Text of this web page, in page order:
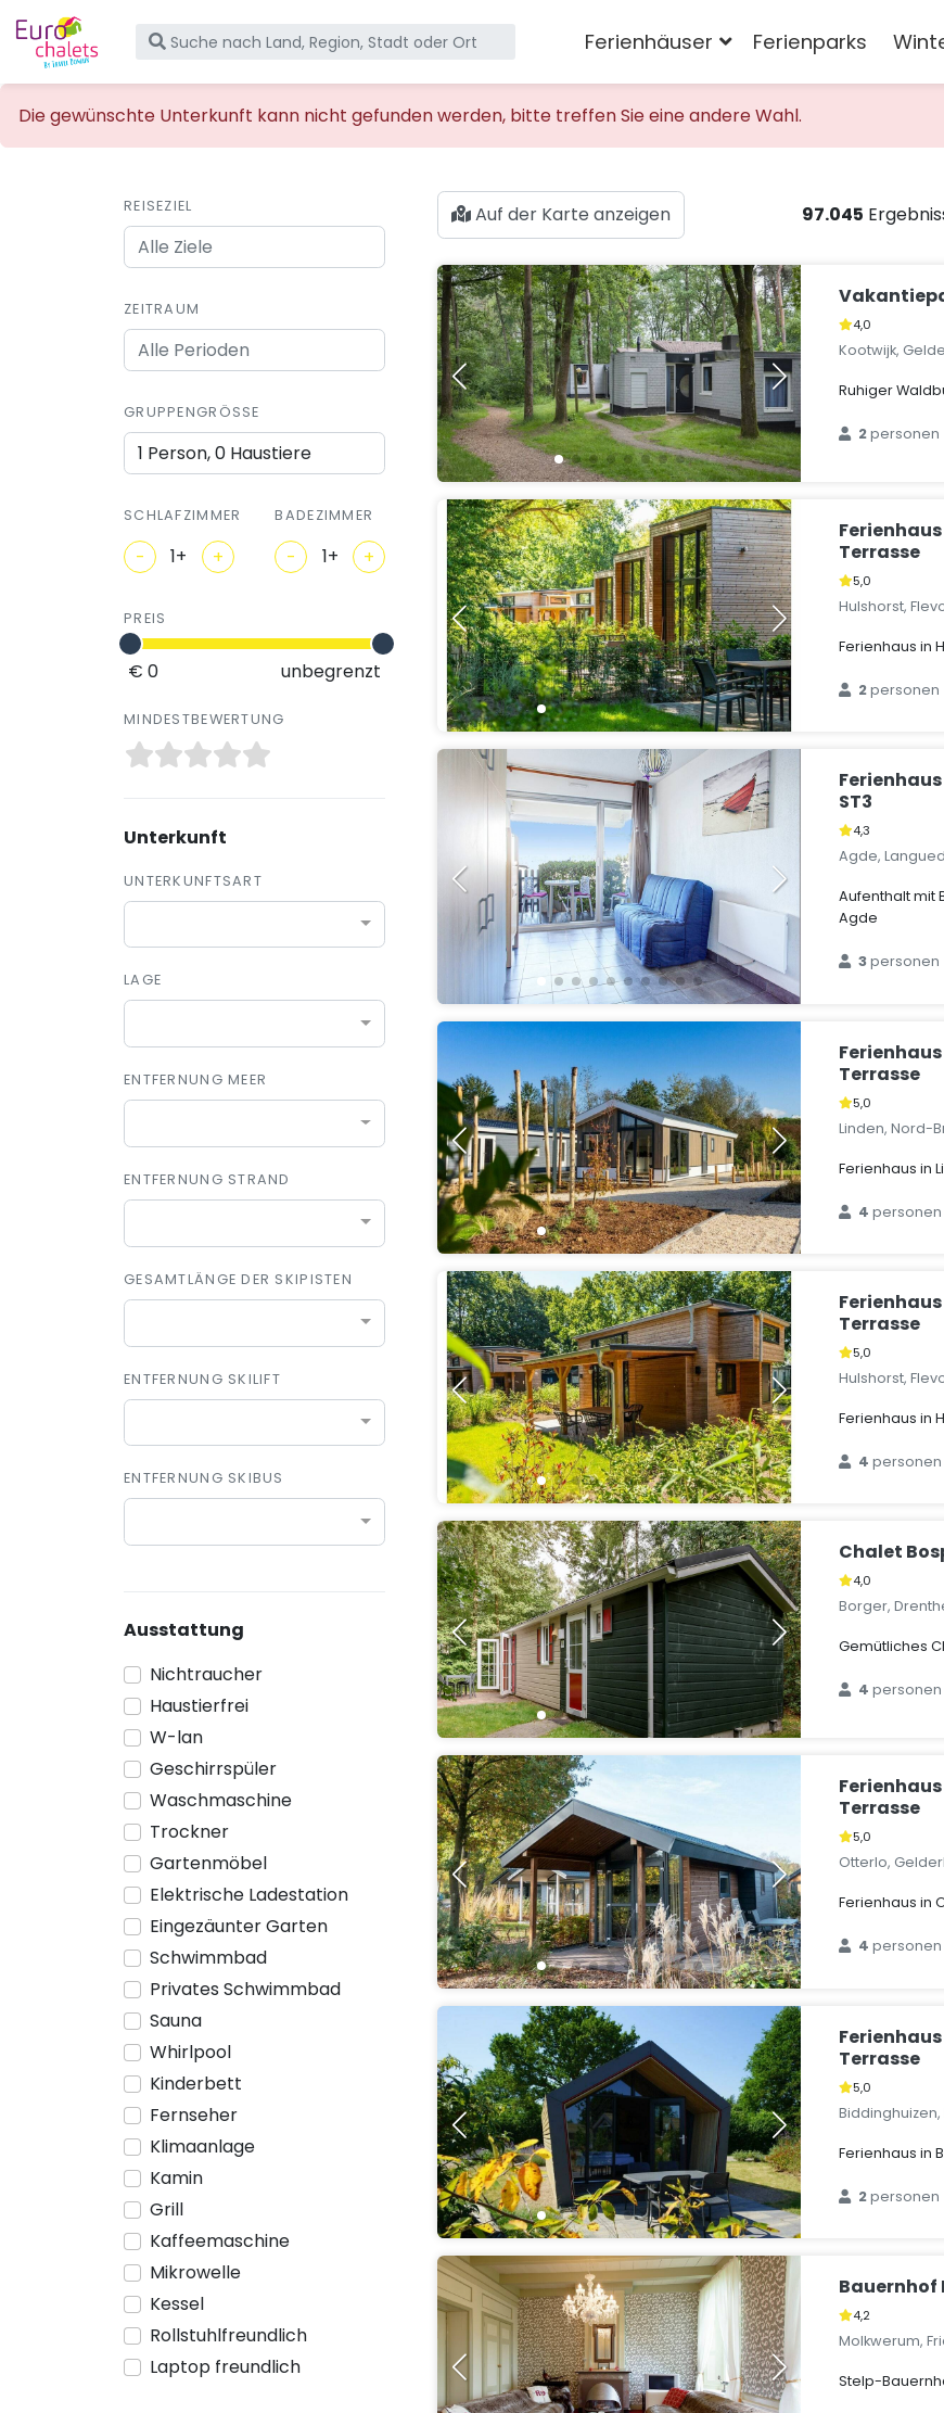
Die gewünschte Unterkunft kann nicht gefunden werden, bitte treffen Sie eine andere Wahl.
Ferienhäuser Ferienparks
REISEZIEL
ZEITRAUM
GRUPPENGRÖSSE
1 Person, 0 Haustiere
SCHLAFZIMMER
- +
BADEZIMMER
- +
PREIS
€ 0 unbegrenzt
MINDESTBEWERTUNG
Unterkunft
UNTERKUNFTSART
LAGE
ENTFERNUNG MEER
ENTFERNUNG STRAND
GESAMTLÄNGE DER SKIPISTEN
ENTFERNUNG SKILIFT
ENTFERNUNG SKIBUS
Ausstattung
Nichtraucher
Haustierfrei
W-lan
Geschirrspüler
Waschmaschine
Trockner
Gartenmöbel
Elektrische Ladestation
Eingezäunter Garten
Schwimmbad
Privates Schwimmbad
Sauna
Whirlpool
Kinderbett
Fernseher
Klimaanlage
Kamin
Grill
Kaffeemaschine
Mikrowelle
Kessel
Rollstuhlfreundlich
Laptop freundlich
Auf der Karte anzeigen 97.045
4,0
Kootwijk,
Ruhiger
2personen
Terrasse
5,0
Hulshorst,
Ferienhaus in
2personen
ST3
4,3
Agde,
Aufenthalt mit
Agde
3personen
Terrasse
5,0
Linden, Nord-
Ferienhaus in
4personen
Terrasse
5,0
Hulshorst,
Ferienhaus in
4personen
Chalet
4,0
Borger,
Gemütliches
4personen
Terrasse
5,0
Otterlo,
Ferienhaus in
4personen
Terrasse
5,0
Ferienhaus in
2personen
Bauernhof
4,2
Molkwerum,
Stelp-